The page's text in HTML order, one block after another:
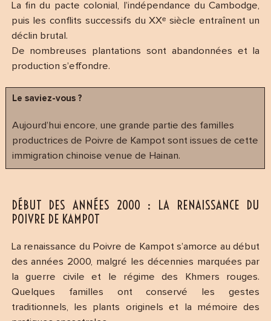
La fin du pacte colonial, l’indépendance du Cambodge,
puis les conflits successifs du XXᵉ siècle entraînent un
déclin brutal.
De nombreuses plantations sont abandonnées et la
production s’effondre.
Le saviez-vous ?
Aujourd’hui encore, une grande partie des familles
productrices de Poivre de Kampot sont issues de cette
immigration chinoise venue de Hainan.
DÉBUT DES ANNÉES 2000 : LA RENAISSANCE DU
POIVRE DE KAMPOT
La renaissance du Poivre de Kampot s’amorce au début
des années 2000, malgré les décennies marquées par
la guerre civile et le régime des Khmers rouges.
Quelques familles ont conservé les gestes
traditionnels, les plants originels et la mémoire des